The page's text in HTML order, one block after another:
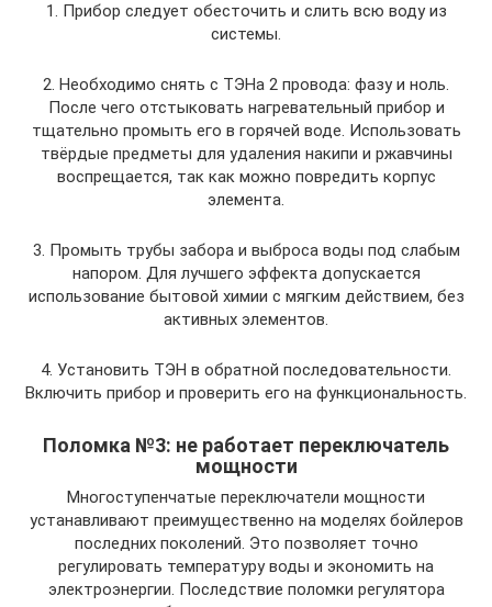
1. Прибор следует обесточить и слить всю воду из
системы.
2. Необходимо снять с ТЭНа 2 провода: фазу и ноль.
После чего отстыковать нагревательный прибор и
тщательно промыть его в горячей воде. Использовать
твёрдые предметы для удаления накипи и ржавчины
воспрещается, так как можно повредить корпус
элемента.
3. Промыть трубы забора и выброса воды под слабым
напором. Для лучшего эффекта допускается
использование бытовой химии с мягким действием, без
активных элементов.
4. Установить ТЭН в обратной последовательности.
Включить прибор и проверить его на функциональность.
Поломка №3: не работает переключатель
мощности
Многоступенчатые переключатели мощности
устанавливают преимущественно на моделях бойлеров
последних поколений. Это позволяет точно
регулировать температуру воды и экономить на
электроэнергии. Последствие поломки регулятора